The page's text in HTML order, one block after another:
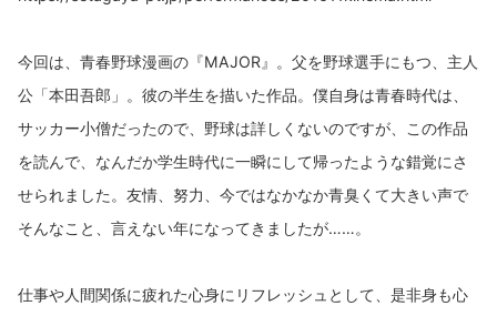
今回は、青春野球漫画の『MAJOR』。父を野球選手にもつ、主人
公「本田吾郎」。彼の半生を描いた作品。僕自身は青春時代は、
サッカー小僧だったので、野球は詳しくないのですが、この作品
を読んで、なんだか学生時代に一瞬にして帰ったような錯覚にさ
せられました。友情、努力、今ではなかなか青臭くて大きい声で
そんなこと、言えない年になってきましたが……。
仕事や人間関係に疲れた心身にリフレッシュとして、是非身も心